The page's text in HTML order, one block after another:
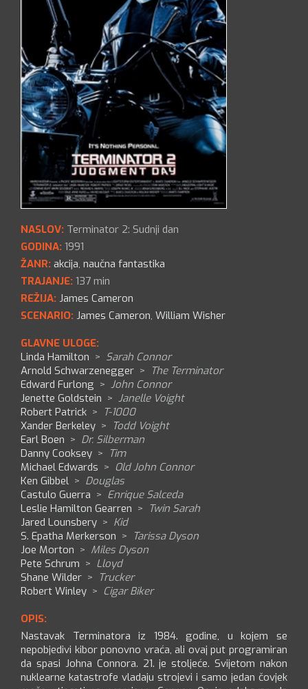
NASLOV: Terminator 2: Sudnji dan
GODINA: 1991
ŽANR: akcija, naučna fantastika
TRAJANJE: 137 min
REŽIJA: James Cameron
SCENARIO: James Cameron, William Wisher
GLAVNE ULOGE:
Linda Hamilton > Sarah Connor
Arnold Schwarzenegger > The Terminator
Edward Furlong > John Connor
Jenette Goldstein > Janelle Voight
Robert Patrick > T-1000
Xander Berkeley > Todd Voight
Earl Boen > Dr. Silberman
Danny Cooksey > Tim
Michael Edwards > Old John Connor
Ken Gibbel > Douglas
Castulo Guerra > Enrique Salceda
Leslie Hamilton Gearren > Twin Sarah
Jared Lounsbery > Kid
S. Epatha Merkerson > Tarissa Dyson
Joe Morton > Miles Dyson
Pete Schrum > Lloyd
Shane Wilder > Trucker
Robert Winley > Cigar Biker
OPIS:
Nastavak Terminatora iz 1984. godine, u kojem se
nepobjedivi kibor ponovno vraća, ali ovaj put programiran
da spasi Johna Connora. 21. je stoljeće. Svijetom nakon
nuklearne katastrofe vladaju strojevi i samo jedan čovjek